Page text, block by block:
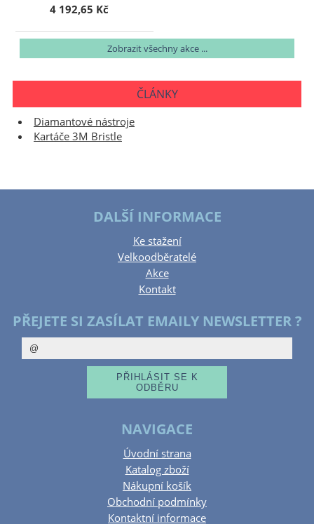
4 192,65 Kč
Zobrazit všechny akce ...
ČLÁNKY
Diamantové nástroje
Kartáče 3M Bristle
DALŠÍ INFORMACE
Ke stažení
Velkoodběratelé
Akce
Kontakt
PŘEJETE SI ZASÍLAT EMAILY NEWSLETTER ?
NAVIGACE
Úvodní strana
Katalog zboží
Nákupní košík
Obchodní podmínky
Kontaktní informace